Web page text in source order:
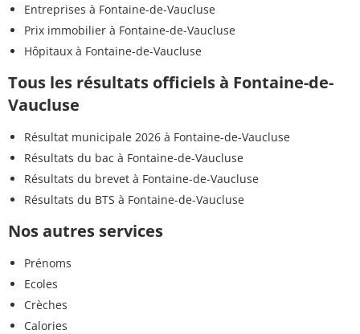
Entreprises à Fontaine-de-Vaucluse
Prix immobilier à Fontaine-de-Vaucluse
Hôpitaux à Fontaine-de-Vaucluse
Tous les résultats officiels à Fontaine-de-
Vaucluse
Résultat municipale 2026 à Fontaine-de-Vaucluse
Résultats du bac à Fontaine-de-Vaucluse
Résultats du brevet à Fontaine-de-Vaucluse
Résultats du BTS à Fontaine-de-Vaucluse
Nos autres services
Prénoms
Ecoles
Crèches
Calories